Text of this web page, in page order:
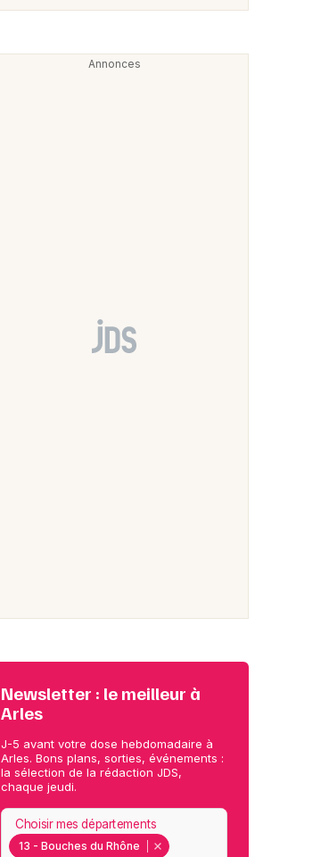
Newsletter : le meilleur à
Arles
J-5 avant votre dose hebdomadaire à
Arles. Bons plans, sorties, événements :
la sélection de la rédaction JDS,
chaque jeudi.
13 - Bouches du Rhône
Choisir mes départements